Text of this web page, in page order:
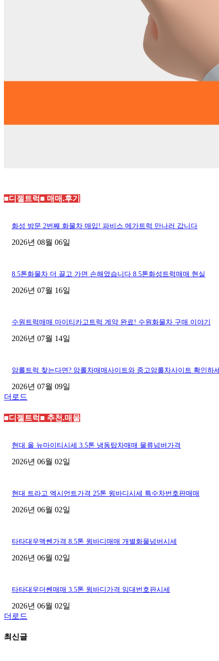
■디젤트럭■ 매매.후기
화성 방문 2번째 화물차 매입! 파비스 메가트럭 만나러 갑니다
2026년 08월 06일
8.5톤화물차 더 끌고 가면 손해였습니다 8.5톤화성트럭매매 현실
2026년 07월 16일
수원트럭매매 마이티카고트럭 계약 완료! 수원화물차 구매 이야기
2026년 07월 14일
암롤트럭 찾는다면? 암롤차매매사이트와 중고암롤차사이트 확인하
2026년 07월 09일
더로드
■디젤트럭■ 추천.매물
현대 올 뉴마이티시세 3.5톤 냉동탑차매매 물류넘버가격
2026년 06월 02일
현대 트라고 엑시언트가격 25톤 윙바디시세 특수차번호판매매
2026년 06월 02일
타타대우맥쎈가격 8.5톤 윙바디매매 개별화물넘버시세
2026년 06월 02일
타타대우더쎈매매 3.5톤 윙바디가격 임대번호판시세
2026년 06월 02일
더로드
최신글